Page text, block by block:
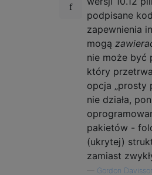
podpisane
zapewnienia
mogą
nie może być
który
opcja „prosty
nie działa,
pakietów -
(ukrytej)
zamiast
Gordon